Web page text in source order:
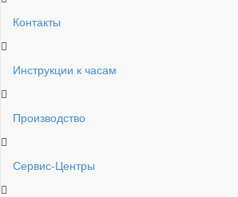
Контакты
Инструкции к часам
Производство
Сервис-Центры